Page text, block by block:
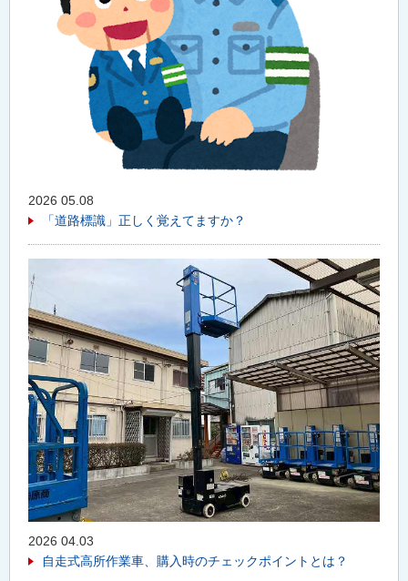
2026 05.08
「道路標識」正しく覚えてますか？
2026 04.03
自走式高所作業車、購入時のチェックポイントとは？